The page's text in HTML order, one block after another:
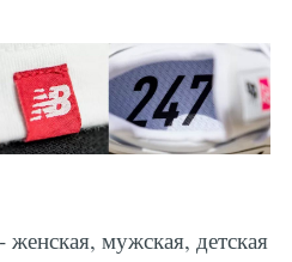
женская, мужская, детская